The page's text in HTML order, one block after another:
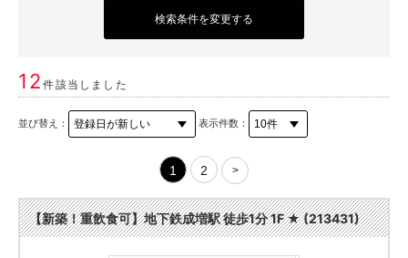
検索条件を変更する
12件該当しました
並び替え： 表示件数：
1 2 >
【新築！重飲食可】地下鉄成増駅 徒歩1分 1F ★ (213431)